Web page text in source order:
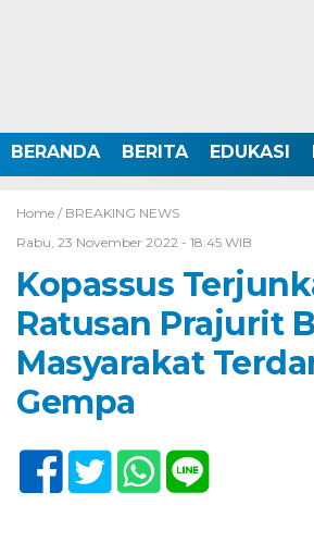
BERANDA BERITA EDUKASI
Home / BREAKING NEWS
Rabu, 23 November 2022 - 18:45 WIB
Kopassus
Ratusan Prajurit
Masyarakat
Gempa